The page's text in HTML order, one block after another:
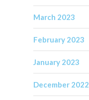
March 2023
February 2023
January 2023
December 2022